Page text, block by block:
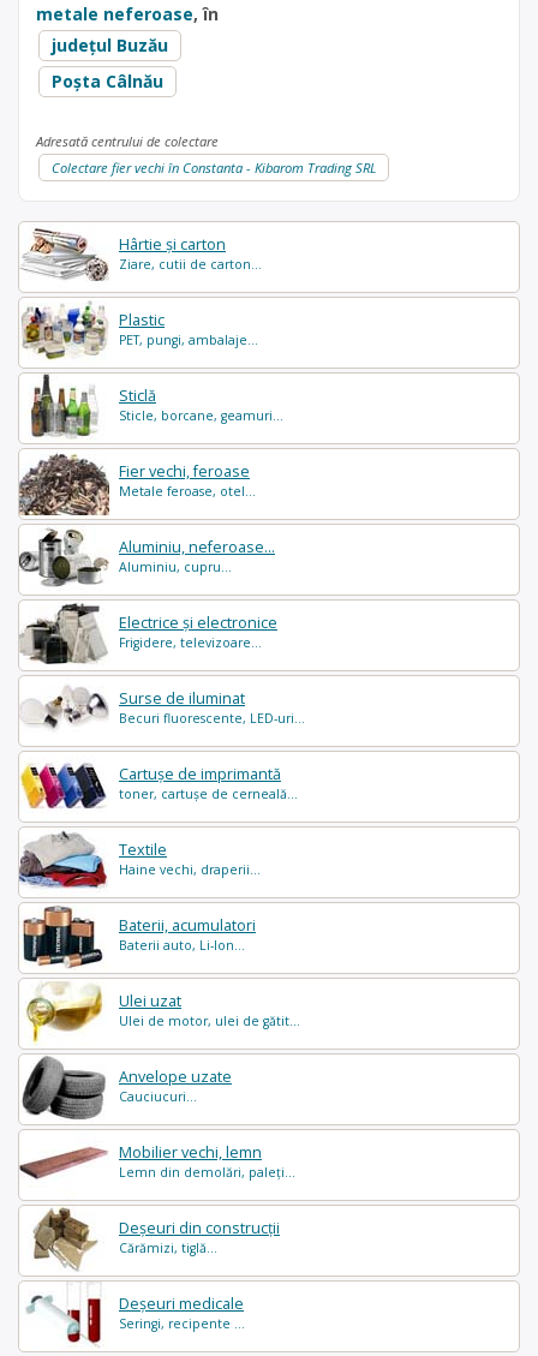
Hârtie și carton
Ziare, cutii de carton...
Plastic
PET, pungi, ambalaje...
Sticlă
Sticle, borcane, geamuri...
Fier vechi, feroase
Metale feroase, otel...
Aluminiu, neferoase...
Aluminiu, cupru...
Electrice și electronice
Frigidere, televizoare...
Surse de iluminat
Becuri fluorescente, LED-uri...
Cartușe de imprimantă
toner, cartușe de cerneală...
Textile
Haine vechi, draperii...
Baterii, acumulatori
Baterii auto, Li-Ion...
Ulei uzat
Ulei de motor, ulei de gătit...
Anvelope uzate
Cauciucuri...
Mobilier vechi, lemn
Lemn din demolări, paleți...
Deșeuri din construcții
Cărămizi, tiglă...
Deșeuri medicale
Seringi, recipente ...
metale neferoase, în
județul Buzău
Poșta Câlnău
Adresată centrului de colectare
Colectare fier vechi în Constanta - Kibarom Trading SRL